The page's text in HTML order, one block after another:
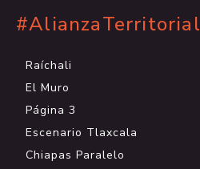
#AlianzaTerritorial
Raíchali
El Muro
Página 3
Escenario Tlaxcala
Chiapas Paralelo